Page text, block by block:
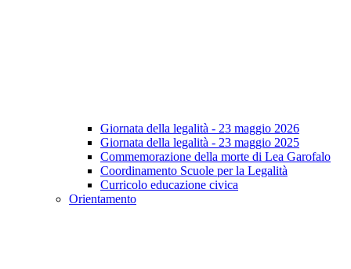
Giornata della legalità - 23 maggio 2026
Giornata della legalità - 23 maggio 2025
Commemorazione della morte di Lea Garofalo
Coordinamento Scuole per la Legalità
Curricolo educazione civica
Orientamento